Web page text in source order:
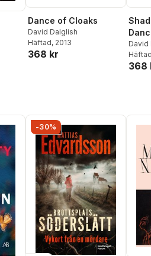
Dance of Cloaks
David Dalglish
Häftad, 2013
368 kr
David
Häftad
368
-30%